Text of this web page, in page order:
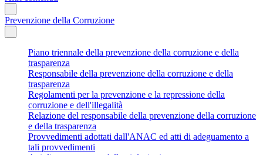
Prevenzione della Corruzione
Piano triennale della prevenzione della corruzione e della
trasparenza
Responsabile della prevenzione della corruzione e della
trasparenza
Regolamenti per la prevenzione e la repressione della
corruzione e dell'illegalità
Relazione del responsabile della prevenzione della corruzione
e della trasparenza
Provvedimenti adottati dall'ANAC ed atti di adeguamento a
tali provvedimenti